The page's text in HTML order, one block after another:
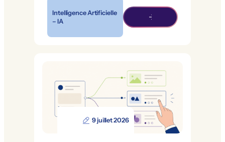
Intelligence Artificielle
– IA
9 juillet 2026